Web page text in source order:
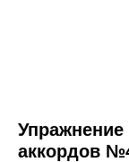
Упражнение
аккордов